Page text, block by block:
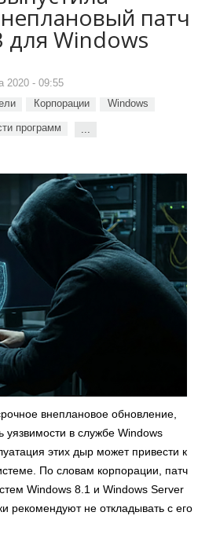
патч
для Windows
2020 - 09:55
Корпорации Windows
программ ...
внеплановое обновление,
уязвимости в службе Windows
этих дыр может привести к
По словам корпорации, патч
Windows 8.1 и Windows Server
рекомендуют не откладывать с его